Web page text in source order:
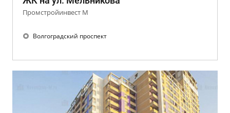
Промстройинвест М
Волгоградский проспект